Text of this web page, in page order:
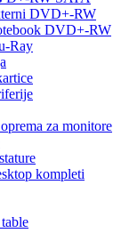
DVD+-RW
DVD+-RW
Ray
za monitore
kompleti